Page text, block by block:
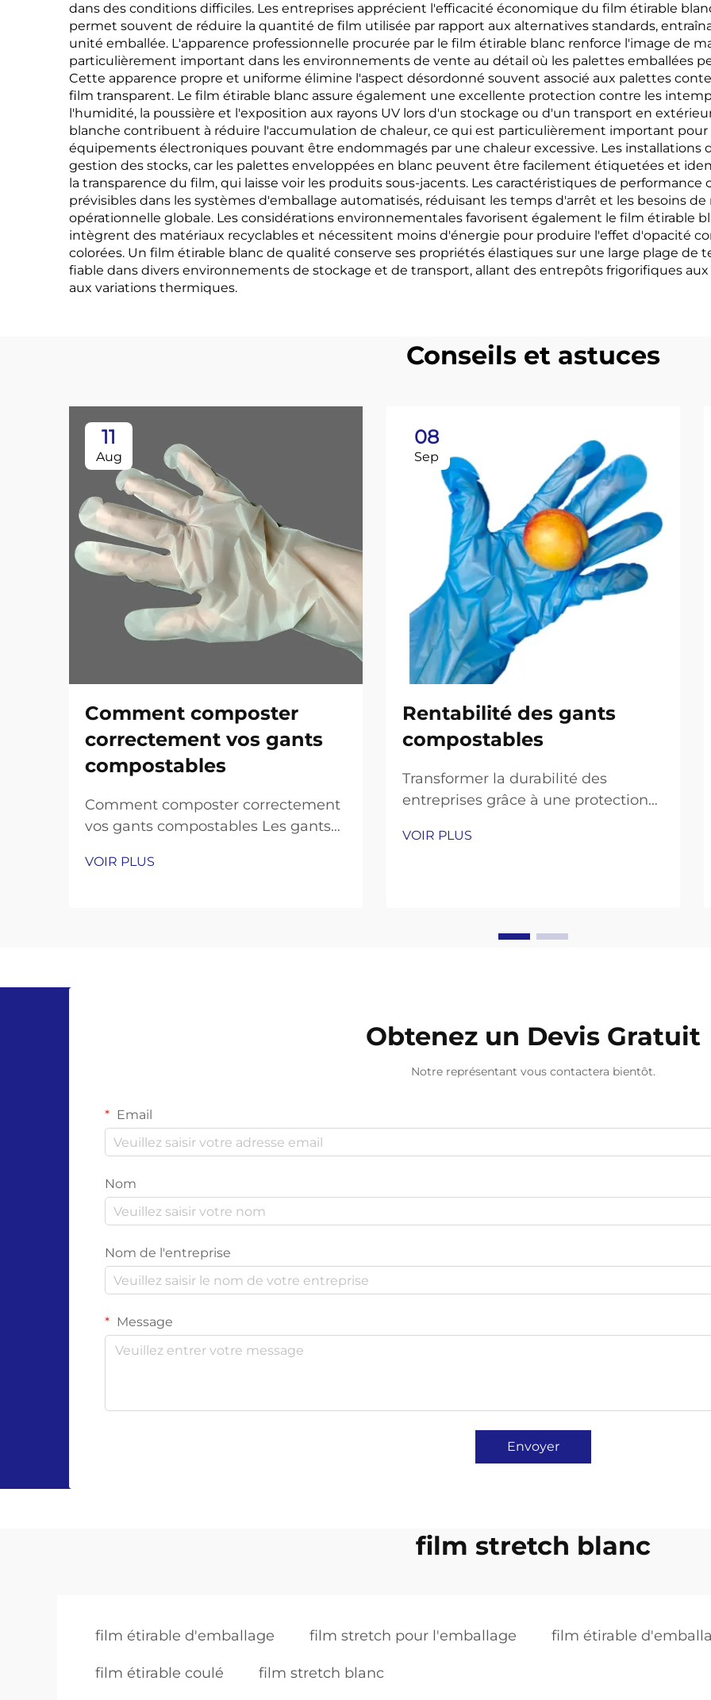
dans des conditions difficiles. Les entreprises apprécient l'efficacité économique du film étirable
permet souvent de réduire la quantité de film utilisée par rapport aux alternatives standards,
unité emballée. L'apparence professionnelle procurée par le film étirable blanc renforce l'image de
particulièrement important dans les environnements de vente au détail où les palettes emballées
Cette apparence propre et uniforme élimine l'aspect désordonné souvent associé aux palettes
film transparent. Le film étirable blanc assure également une excellente protection contre les
l'humidité, la poussière et l'exposition aux rayons UV lors d'un stockage ou d'un transport en
blanche contribuent à réduire l'accumulation de chaleur, ce qui est particulièrement important pour
équipements électroniques pouvant être endommagés par une chaleur excessive. Les
gestion des stocks, car les palettes enveloppées en blanc peuvent être facilement étiquetées et
la transparence du film, qui laisse voir les produits sous-jacents. Les caractéristiques de
prévisibles dans les systèmes d'emballage automatisés, réduisant les temps d'arrêt et les besoins
opérationnelle globale. Les considérations environnementales favorisent également le film étirable
intègrent des matériaux recyclables et nécessitent moins d'énergie pour produire l'effet d'opacité
colorées. Un film étirable blanc de qualité conserve ses propriétés élastiques sur une large plage de
fiable dans divers environnements de stockage et de transport, allant des entrepôts frigorifiques
aux variations thermiques.
Conseils et astuces
11
Aug
Comment composter
correctement vos gants
compostables
Comment composter correctement
vos gants compostables Les gants
alternative durable aux gants en
VOIR PLUS
08
Sep
Rentabilité des gants
compostables
Transformer la durabilité des
entreprises grâce à une protection
l'environnement. Dans le contexte
VOIR PLUS
Obtenez un Devis Gratuit
Notre représentant vous contactera bientôt.
Email
Nom
Nom de l'entreprise
Message
Envoyer
film stretch blanc
film étirable d'emballage film stretch pour l'emballage film étirable
film étirable coulé film stretch blanc